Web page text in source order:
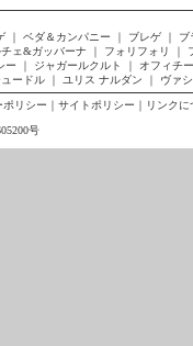
｜ ベダ＆カンパニー ｜ ブレゲ ｜
ブ
チェ&ガッバーナ ｜ フォリフォリ ｜
ー ｜ ジャガールクルト ｜
オフィチ
ードル ｜ ユリス ナルダン ｜ ヴァ
ポリシー ｜ サイトポリシー ｜ リンクに
号